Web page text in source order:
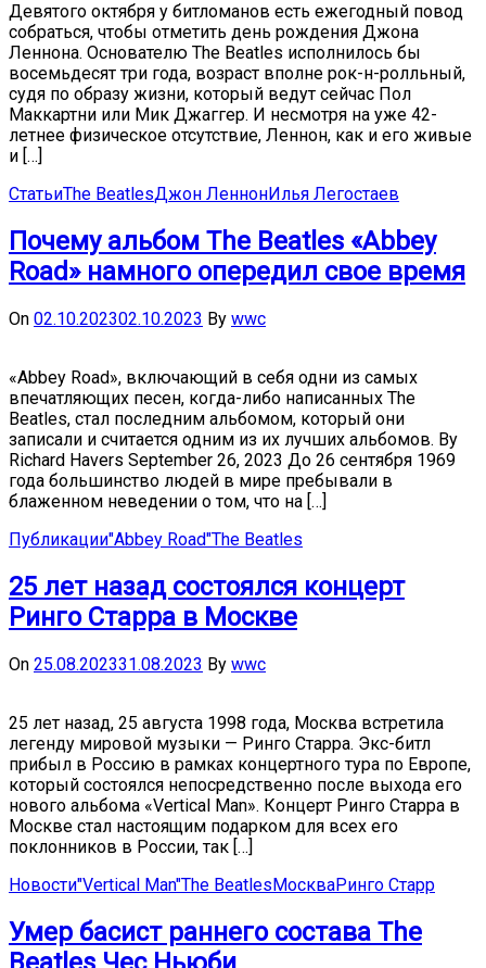
Девятого октября у битломанов есть ежегодный повод
собраться, чтобы отметить день рождения Джона
Леннона. Основателю The Beatles исполнилось бы
восемьдесят три года, возраст вполне рок-н-ролльный,
судя по образу жизни, который ведут сейчас Пол
Маккартни или Мик Джаггер. И несмотря на уже 42-
летнее физическое отсутствие, Леннон, как и его живые
и […]
СтатьиThe BeatlesДжон ЛеннонИлья Легостаев
Почему альбом The Beatles «Abbey
Road» намного опередил свое время
On 02.10.202302.10.2023 By wwc
«Abbey Road», включающий в себя одни из самых
впечатляющих песен, когда-либо написанных The
Beatles, стал последним альбомом, который они
записали и считается одним из их лучших альбомов. By
Richard Havers September 26, 2023 До 26 сентября 1969
года большинство людей в мире пребывали в
блаженном неведении о том, что на […]
Публикации"Abbey Road"The Beatles
25 лет назад состоялся концерт
Ринго Старра в Москве
On 25.08.202331.08.2023 By wwc
25 лет назад, 25 августа 1998 года, Москва встретила
легенду мировой музыки — Ринго Старра. Экс-битл
прибыл в Россию в рамках концертного тура по Европе,
который состоялся непосредственно после выхода его
нового альбома «Vertical Man». Концерт Ринго Старра в
Москве стал настоящим подарком для всех его
поклонников в России, так […]
Новости"Vertical Man"The BeatlesМоскваРинго Старр
Умер басист раннего состава The